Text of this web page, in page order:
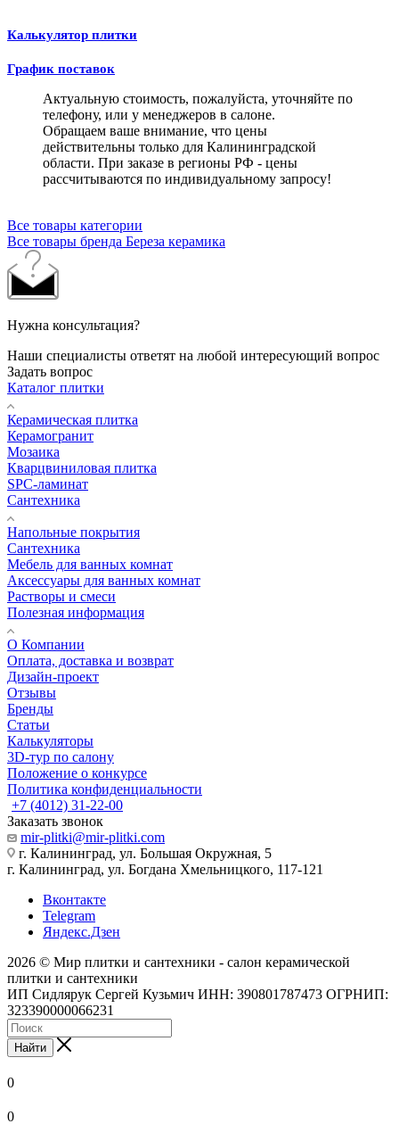
Калькулятор плитки
График поставок
Актуальную стоимость, пожалуйста, уточняйте по
телефону, или у менеджеров в салоне.
Обращаем ваше внимание, что цены
действительны только для Калининградской
области. При заказе в регионы РФ - цены
рассчитываются по индивидуальному запросу!
Все товары категории
Все товары бренда Береза керамика
Нужна консультация?
Наши специалисты ответят на любой интересующий вопрос
Задать вопрос
Каталог плитки
Керамическая плитка
Керамогранит
Мозаика
Кварцвиниловая плитка
SPC-ламинат
Сантехника
Напольные покрытия
Сантехника
Мебель для ванных комнат
Аксессуары для ванных комнат
Растворы и смеси
Полезная информация
О Компании
Оплата, доставка и возврат
Дизайн-проект
Отзывы
Бренды
Статьи
Калькуляторы
3D-тур по салону
Положение о конкурсе
Политика конфиденциальности
+7 (4012) 31-22-00
Заказать звонок
mir-plitki@mir-plitki.com
г. Калининград, ул. Большая Окружная, 5
г. Калининград, ул. Богдана Хмельницкого, 117-121
Вконтакте
Telegram
Яндекс.Дзен
2026 © Мир плитки и сантехники - салон керамической
плитки и сантехники
ИП Сидлярук Сергей Кузьмич ИНН: 390801787473 ОГРНИП:
323390000066231
Найти
0
0